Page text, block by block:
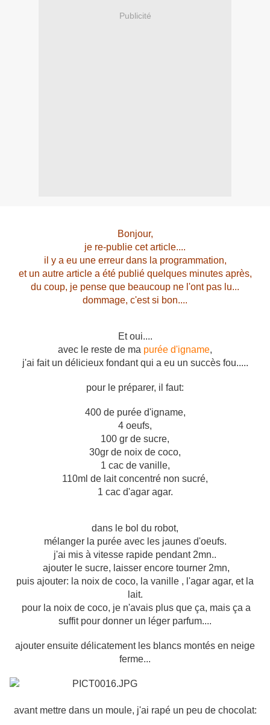
Publicité
Bonjour,
je re-publie cet article....
il y a eu une erreur dans la programmation,
et un autre article a été publié quelques minutes après,
du coup, je pense que beaucoup ne l'ont pas lu...
dommage, c'est si bon....
Et oui....
avec le reste de ma purée d'igname,
j'ai fait un délicieux fondant qui a eu un succès fou.....
pour le préparer, il faut:
400 de purée d'igname,
4 oeufs,
100 gr de sucre,
30gr de noix de coco,
1 cac de vanille,
110ml de lait concentré non sucré,
1 cac d'agar agar.
dans le bol du robot,
mélanger la purée avec les jaunes d'oeufs.
j'ai mis à vitesse rapide pendant 2mn..
ajouter le sucre, laisser encore tourner 2mn,
puis ajouter: la noix de coco, la vanille , l'agar agar, et la
lait.
pour la noix de coco, je n'avais plus que ça, mais ça a
suffit pour donner un léger parfum....
ajouter ensuite délicatement les blancs montés en neige
ferme...
avant mettre dans un moule, j'ai rapé un peu de chocolat: